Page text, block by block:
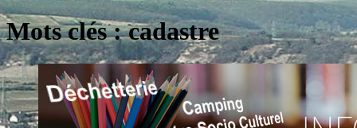
Mots clés : cadastre